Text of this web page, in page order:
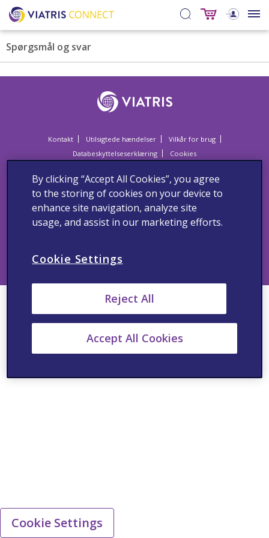
Spørgsmål og svar
Kontakt Utilsigtede hændelser
Vilkår for brug
Databeskyttelseserklæring
Cookies
Dette website er til sundhedspersonale i Danmark.
Sundhedspersoner anmodes om at indberette alle formodede
bivirkninger og utilsigtede hændelser om vores produkter til Viatris
Danmark via:
Lægemiddelstyrelsen
Websted:
Cookie Settings
By clicking “Accept All Cookies”, you agree
to the storing of cookies on your device to
enhance site navigation, analyze site
usage, and assist in our marketing efforts.
Cookie Settings
Reject All
Accept All Cookies